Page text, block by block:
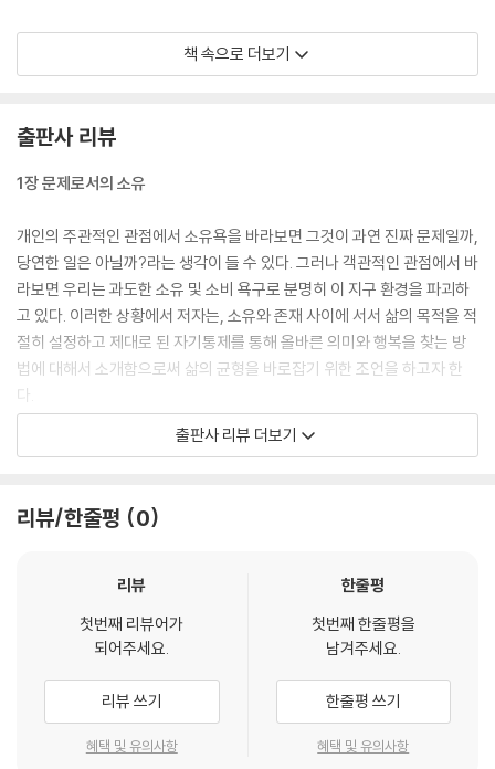
자기통제란 모든 것을 스스로 해결해야 한다는 것을 의미하지 않는다. 오
히려 스스로를 돌보고, 필요한 외부의 도움도 받는 것이다. --- p.68
지고 특정 상황에서 어떤 목표를 활성화하는가를 연구하는 것이 중요하다.
유동적이고 지속적으로 변화하는 목표들이 견해보다 행동을 더 유발하기
다. --- p.86
이 책에서 나는 ‘소유하기 위해(소유 목표) 재산을 취득한다(소유 수단)’와
‘그 재산(소유 수단)으로 무엇이 되고 싶다(존재 목표)’는 구분된다고 주장
할 것이다. 이러한 분석은 프롬의 제한적인 소유와 존재의 대립 관계를 뛰
어넘는다. 프롬과는 반대로 나의 분석에서 소유와 존재는 서로 배제하지
않는다. 소유는 많은 경우, 무엇이기 위한 또는 무엇이 되기 위한 적절한 수
단이기 때문이다. --- p.87
존재 수단을 존재 목표에, 소유 수단을 소유 목표에 짝짓는 것은, 존재 수단
안하고 조화롭게 여겨진다는 것이 나의 가설이다. --- p.147
스’에 대한 생각이 학문적인 관찰을 통해 확인될 수 있었다. 최신 연구들은
카오스와 같은 환경 안에 있는 실험대상자들이 정말로 더 창조적이라는 것
을 발견했다. --- p.185
결국, 데시와 라이언이 주장한 바에 의하면, 내재적 동기는 단지 자기 결정
의 주관적인 감정이다. 우리가 이 감정을 가지면, 그것은 우리에게 무엇인
가를 행할 동기를 부여하고, 미래 계획을 허락한다. --- p.221
책 속으로 더보기
출판사 리뷰
1장 문제로서의 소유
개인의 주관적인 관점에서 소유욕을 바라보면 그것이 과연 진짜 문제일까,
당연한 일은 아닐까?라는 생각이 들 수 있다. 그러나 객관적인 관점에서 바
라보면 우리는 과도한 소유 및 소비 욕구로 분명히 이 지구 환경을 파괴하
고 있다. 이러한 상황에서 저자는, 소유와 존재 사이에 서서 삶의 목적을 적
절히 설정하고 제대로 된 자기통제를 통해 올바른 의미와 행복을 찾는 방
법에 대해서 소개함으로써 삶의 균형을 바로잡기 위한 조언을 하고자 한
다.
2장 소유와 존재?무엇이 쟁점인가?
라 좀 더 확실하게 정의할 필요가 있다. 저자는 소유와 존재가 어떻게 다른
소유와 존재에 대해서 다시금 고민하는 기회를 제공한다. 또한 소유는 또
신의 존재를 찾을 수 있다는 에리히 프롬의 주장에서 한 걸음 더 나아가 현
시대에는 자기 존재를 정확히 정립하고 그 목표에 도달하기 위한 도구로서
의 소유가 필요하다고 역설한다.
3장 소유의 양상
출판사 리뷰 더보기
리뷰/한줄평 0
리뷰
첫번째 리뷰어가
되어주세요.
리뷰 쓰기
혜택 및 유의사항
한줄평
첫번째 한줄평을
남겨주세요.
한줄평 쓰기
혜택 및 유의사항